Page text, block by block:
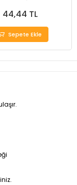
44,44 TL
Sepete Ekle